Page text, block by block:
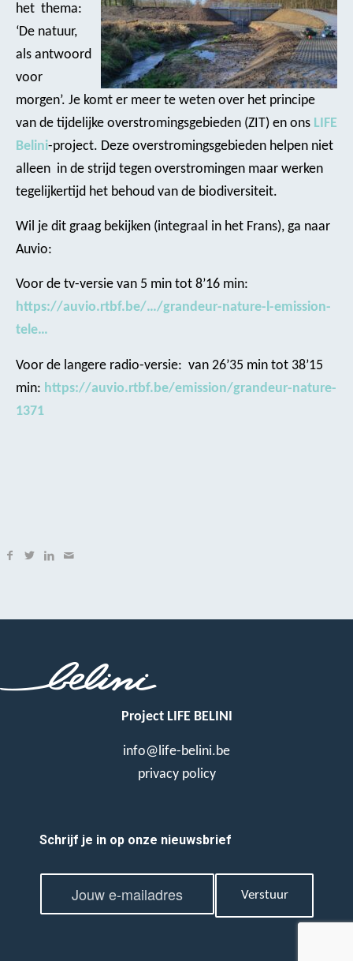
het thema:
‘De natuur,
als antwoord
voor
morgen’. Je komt er meer te weten over het principe
van de tijdelijke overstromingsgebieden (ZIT) en ons LIFE
Belini-project. Deze overstromingsgebieden helpen niet
alleen in de strijd tegen overstromingen maar werken
tegelijkertijd het behoud van de biodiversiteit.
Wil je dit graag bekijken (integraal in het Frans), ga naar
Auvio:
Voor de tv-versie van 5 min tot 8’16 min:
https://auvio.rtbf.be/…/grandeur-nature-l-emission-
tele…
Voor de langere radio-versie: van 26’35 min tot 38’15
min: https://auvio.rtbf.be/emission/grandeur-nature-
1371
Project LIFE BELINI
info@life-belini.be
privacy policy
Schrijf je in op onze nieuwsbrief
E
a
Verstuur